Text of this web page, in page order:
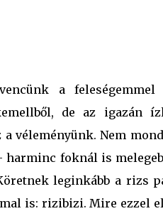
a
de az igazán
a véleményünk. Nem
foknál is
leginkább a rizs
is: rizibizi. Mire ezzel